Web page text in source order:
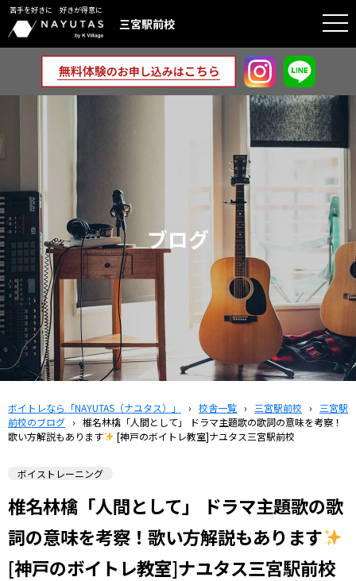
苦手を好きに 好きが得意に
三宮駅前校
ブログ
ボイトレなら「NAYUTAS（ナユタス）」 › 校舎一覧 › 三宮駅前校 ›
三宮駅
前校のブログ › 椎名林檎「人間として」 ドラマ主題歌の歌詞の意味を考察！
歌い方解説もあります
[神戸のボイトレ教室]ナユタス三宮駅前校
ボイストレーニング
椎名林檎「人間として」 ドラマ主題歌の歌
詞の意味を考察！歌い方解説もあります
[神戸のボイトレ教室]ナユタス三宮駅前校